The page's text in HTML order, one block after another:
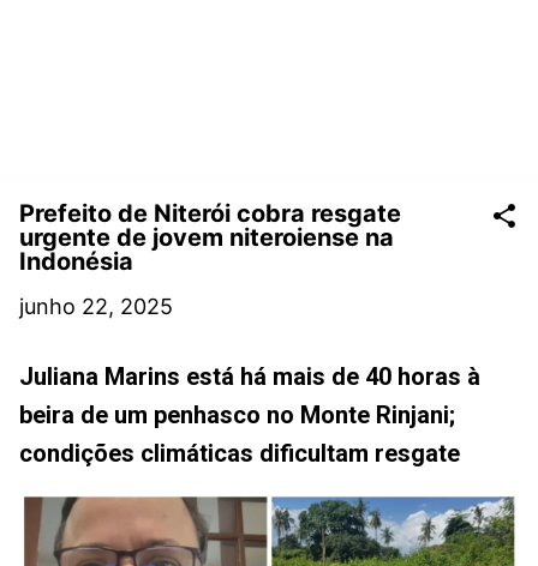
Prefeito de Niterói cobra resgate
urgente de jovem niteroiense na
Indonésia
junho 22, 2025
Juliana Marins está há mais de 40 horas à
beira de um penhasco no Monte Rinjani;
condições climáticas dificultam resgate